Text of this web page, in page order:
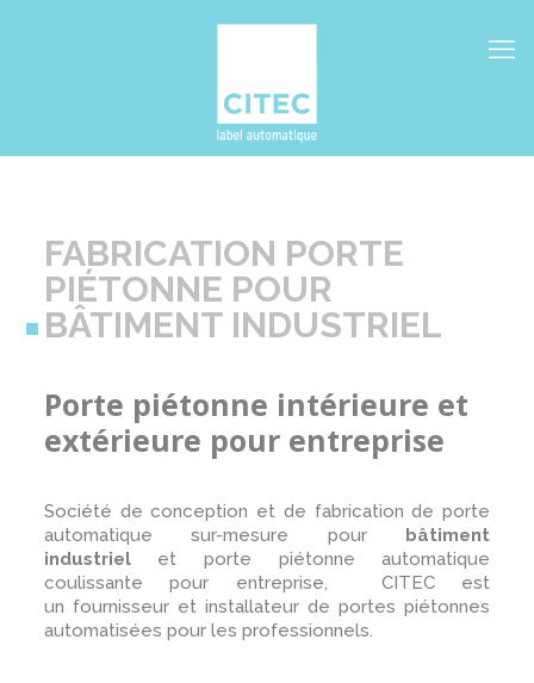
FABRICATION PORTE
PIÉTONNE POUR
BÂTIMENT INDUSTRIEL
Porte piétonne intérieure et
extérieure pour entreprise
Société deconception et de fabrication deporte
automatique sur-mesure pour bâtiment
industrielet porte piétonne automatique
coulissante pour entreprise, CITEC est
un fournisseur et installateur deportes piétonnes
automatisées pour les professionnels.